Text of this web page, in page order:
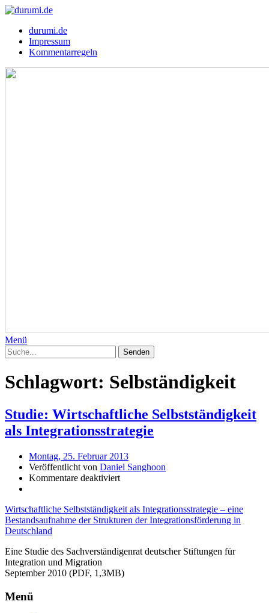
durumi.de
Impressum
Kommentarregeln
Menü
Schlagwort: Selbständigkeit
Studie: Wirtschaftliche Selbstständigkeit
als Integrationsstrategie
Montag, 25. Februar 2013
Veröffentlicht von Daniel Sanghoon
Kommentare deaktiviert
Wirtschaftliche Selbstständigkeit als Integrationsstrategie – eine
Bestandsaufnahme der Strukturen der Integrationsförderung in
Deutschland
Eine Studie des Sachverständigenrat deutscher Stiftungen für
Integration und Migration
September 2010 (PDF, 1,3MB)
Menü